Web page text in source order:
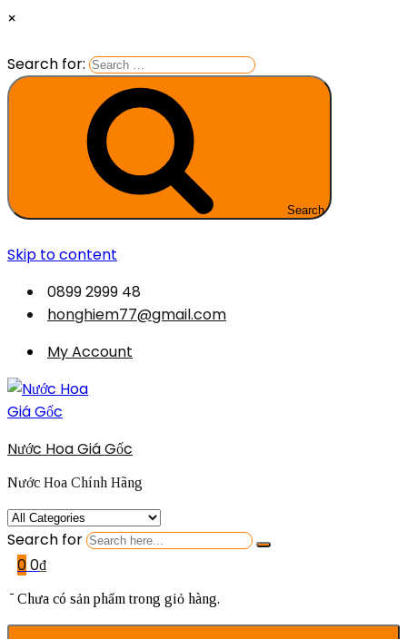
×
Search for:
Search
Skip to content
0899 2999 48
honghiem77@gmail.com
My Account
Nước Hoa Giá Gốc
Nước Hoa Chính Hãng
Search for
00₫
Chưa có sản phẩm trong giỏ hàng.